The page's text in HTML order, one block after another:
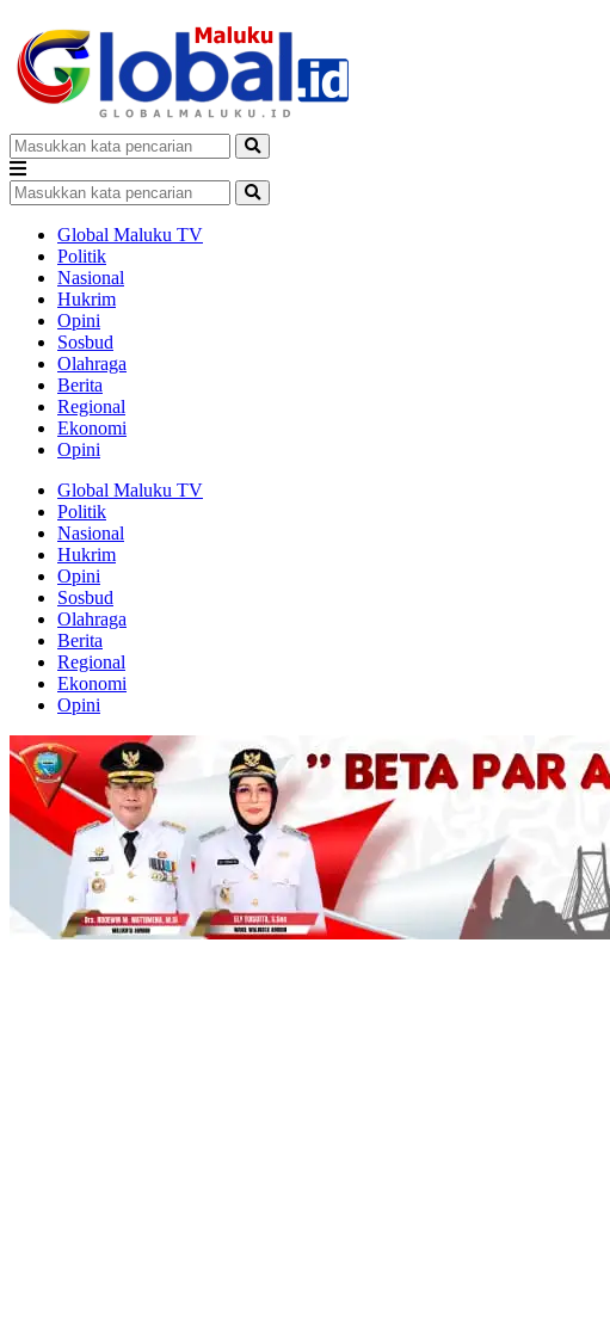
Global Maluku TV
Politik
Nasional
Hukrim
Opini
Sosbud
Olahraga
Berita
Regional
Ekonomi
Opini
Global Maluku TV
Politik
Nasional
Hukrim
Opini
Sosbud
Olahraga
Berita
Regional
Ekonomi
Opini